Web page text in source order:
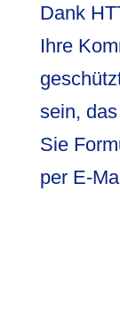
Dank
Ihre
sein,
Sie
per E-